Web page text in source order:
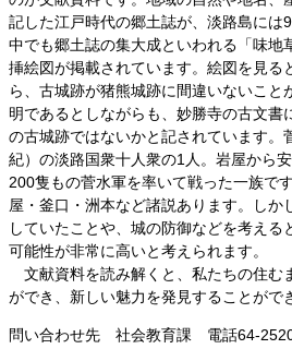
記した江戸時代の郷土誌が、淡路島には
中でも郷土誌の集大成といわれる「味地
挿絵図が掲載されています。絵図を見る
ら、古城跡が猪熊城跡に間違いないこと
明であるとしながらも、妙勝寺の古文書
の古城跡ではないかと記されています。
紀）の淡路国衆十人衆の1人。岩屋から
200隻もの菅水軍を率いて戦った一族で
屋・釜口・洲本など諸説あります。しか
していたことや、城の防御などを考える
可能性が非常に高いと考えられます。
文献資料を読み解くと、私たちの住む
ができ、新しい魅力を発見することがで
問い合わせ先 社会教育課 電話64-